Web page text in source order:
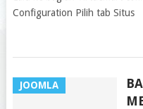
Configuration Pilih tab Situs
JOOMLA